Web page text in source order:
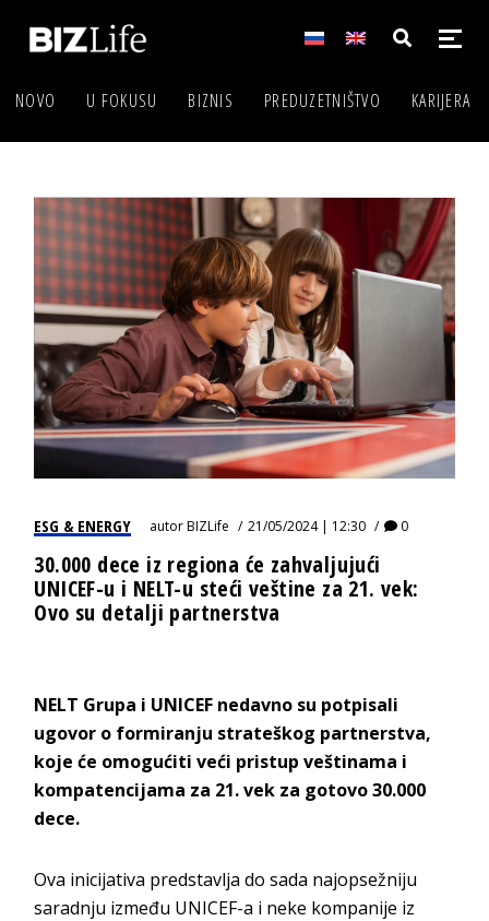
NOVO U FOKUSU BIZNIS PREDUZETNIŠTVO KARIJERA
ESG & ENERGY autorBIZLife 21/05/2024 | 12:30 0
30.000 dece iz regiona će zahvaljujući
UNICEF-u i NELT-u steći veštine za 21. vek:
Ovo su detalji partnerstva
NELT Grupa i UNICEF nedavno su potpisali
ugovor o formiranju strateškog partnerstva,
koje će omogućiti veći pristup veštinama i
kompatencijama za 21. vek za gotovo 30.000
dece.
Ova inicijativa predstavlja do sada najopsežniju
saradnju između UNICEF-a i neke kompanije iz